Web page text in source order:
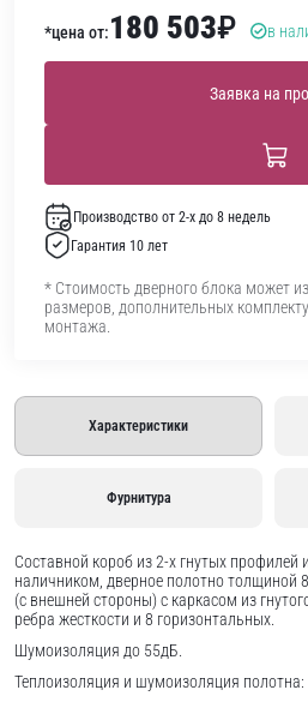
*цена от:180 503₽ в
Заявка на
Производство от 2-х до 8 недель
Гарантия 10 лет
* Стоимость дверного блока может
размеров, дополнительных
монтажа.
Характеристики
Фурнитура
Составной короб из 2-х гнутых
наличником, дверное полотно толщиной
(с внешней стороны) c каркасом из
ребра жесткости и 8 горизонтальных.
Шумоизоляция до 55дБ.
Теплоизоляция и шумоизоляция полотна: